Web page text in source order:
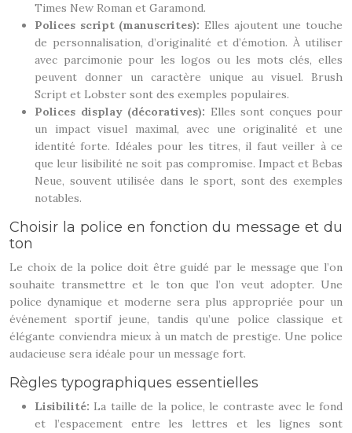
Times New Roman et Garamond.
Polices script (manuscrites): Elles ajoutent une touche
de personnalisation, d’originalité et d’émotion. À utiliser
avec parcimonie pour les logos ou les mots clés, elles
peuvent donner un caractère unique au visuel. Brush
Script et Lobster sont des exemples populaires.
Polices display (décoratives): Elles sont conçues pour
un impact visuel maximal, avec une originalité et une
identité forte. Idéales pour les titres, il faut veiller à ce
que leur lisibilité ne soit pas compromise. Impact et Bebas
Neue, souvent utilisée dans le sport, sont des exemples
notables.
Choisir la police en fonction du message et du
ton
Le choix de la police doit être guidé par le message que l’on
souhaite transmettre et le ton que l’on veut adopter. Une
police dynamique et moderne sera plus appropriée pour un
événement sportif jeune, tandis qu’une police classique et
élégante conviendra mieux à un match de prestige. Une police
audacieuse sera idéale pour un message fort.
Règles typographiques essentielles
Lisibilité: La taille de la police, le contraste avec le fond
et l’espacement entre les lettres et les lignes sont